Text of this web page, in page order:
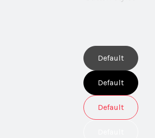
Default
Default
Default